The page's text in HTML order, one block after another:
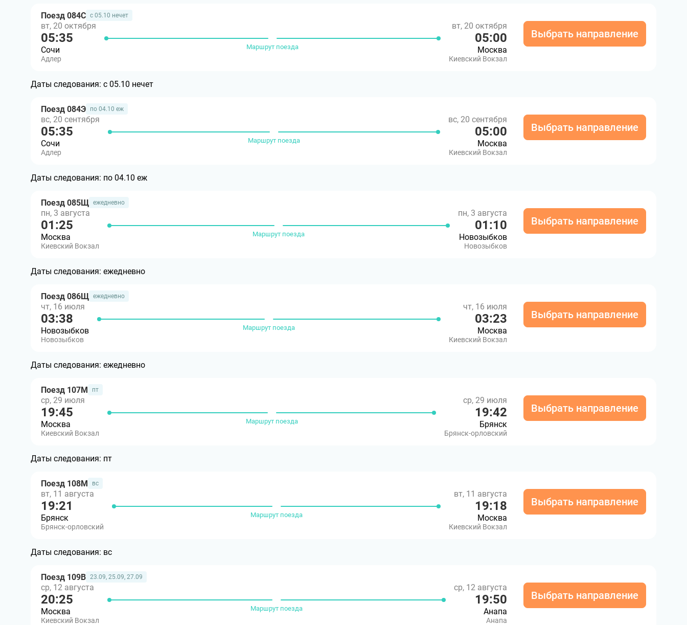
Поезд 084С с 05.10 нечет
вт, 20 октября
05:35
Сочи
Адлер
Маршрут поезда
вт, 20 октября
05:00
Москва
Киевский Вокзал
Выбрать направление
Даты следования: с 05.10 нечет
Поезд 084Э по 04.10 еж
вс, 20 сентября
05:35
Сочи
Адлер
Маршрут поезда
вс, 20 сентября
05:00
Москва
Киевский Вокзал
Выбрать направление
Даты следования: по 04.10 еж
Поезд 085Щ ежедневно
пн, 3 августа
01:25
Москва
Киевский Вокзал
Маршрут поезда
пн, 3 августа
01:10
Новозыбков
Новозыбков
Выбрать направление
Даты следования: ежедневно
Поезд 086Щ ежедневно
чт, 16 июля
03:38
Новозыбков
Новозыбков
Маршрут поезда
чт, 16 июля
03:23
Москва
Киевский Вокзал
Выбрать направление
Даты следования: ежедневно
Поезд 107М пт
ср, 29 июля
19:45
Москва
Киевский Вокзал
Маршрут поезда
ср, 29 июля
19:42
Брянск
Брянск-орловский
Выбрать направление
Даты следования: пт
Поезд 108М вс
вт, 11 августа
19:21
Брянск
Брянск-орловский
Маршрут поезда
вт, 11 августа
19:18
Москва
Киевский Вокзал
Выбрать направление
Даты следования: вс
Поезд 109В 23.09, 25.09, 27.09
ср, 12 августа
20:25
Москва
Киевский Вокзал
Маршрут поезда
ср, 12 августа
19:50
Анапа
Анапа
Выбрать направление